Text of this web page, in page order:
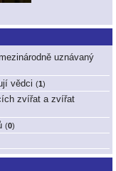
uznávaný
vědci (1 )
zvířat a zvířat
(0)